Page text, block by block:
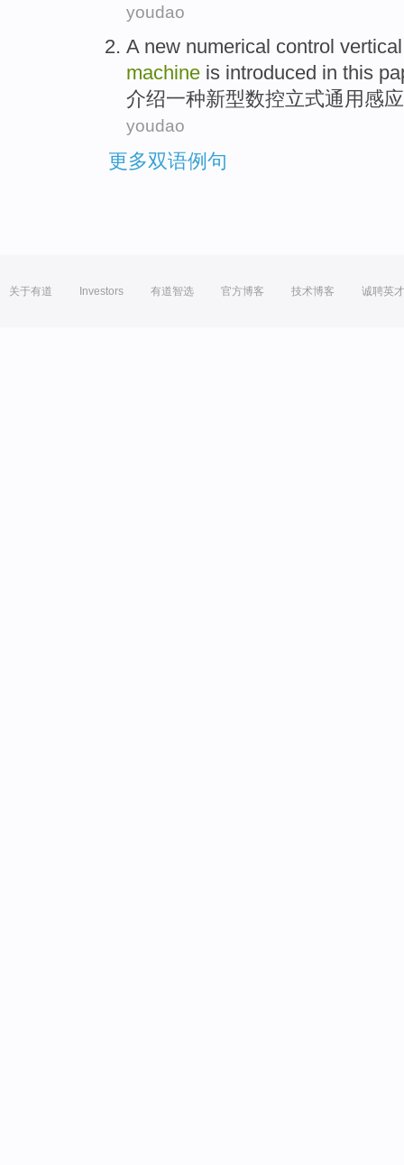
youdao
A new numerical control vertical
machine is introduced in this
介绍一种新型数控立式通用 感应
youdao
更多双语例句
关于有道 Investors 有道智选 官方博客 技术博客 诚聘英才